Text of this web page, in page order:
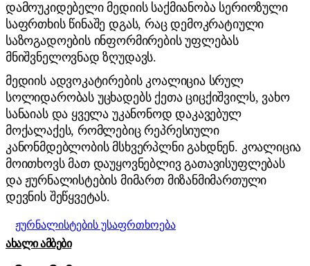
დამოუკიდებელი მედიის საქმიანობა სერიოზული
საფრთხის წინაშე დგას, რაც დემოკრატიული
საზოგადოების ინფორმირების უფლებას
მნიშვნელოვნად ზღუდავს.
მედიის ადვოკატირების კოალიცია სრულ
სოლიდარობას უცხადებს ქეთა ციცქიშვილს, ვახო
სანაიას და ყველა უკანონოდ დაკავებულ
მოქალაქეს, რომლებიც რეპრესიული
კანონმდებლობის მსხვერპლნი გახდნენ. კოალიცია
მოითხოვს მათ დაუყოვნებლივ გათავისუფლებას
და ჟურნალისტების მიმართ მიზანმიმართული
დევნის შეწყვეტას.
ჟურნალისტების უსაფრთხოება
ᲐᲮᲐᲚᲘ ᲐᲛᲑᲔᲑᲘ